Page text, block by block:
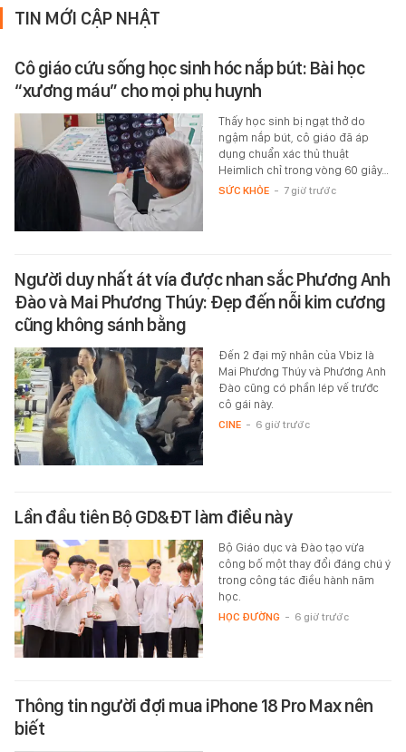
TIN MỚI CẬP NHẬT
Cô giáo cứu sống học sinh hóc nắp bút: Bài học
“xương máu” cho mọi phụ huynh
Thấy học sinh bị ngạt thở do
ngậm nắp bút, cô giáo đã áp
dụng chuẩn xác thủ thuật
Heimlich chỉ trong vòng 60 giây…
SỨC KHỎE - 7 giờ trước
Người duy nhất át vía được nhan sắc Phương Anh
Đào và Mai Phương Thúy: Đẹp đến nỗi kim cương
cũng không sánh bằng
Đến 2 đại mỹ nhân của Vbiz là
Mai Phương Thúy và Phương Anh
Đào cũng có phần lép vế trước
cô gái này.
CINE - 6 giờ trước
Lần đầu tiên Bộ GD&ĐT làm điều này
Bộ Giáo dục và Đào tạo vừa
công bố một thay đổi đáng chú ý
trong công tác điều hành năm
học.
HỌC ĐƯỜNG - 6 giờ trước
Thông tin người đợi mua iPhone 18 Pro Max nên
biết